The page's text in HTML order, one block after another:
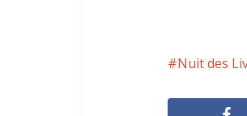
Nuit des